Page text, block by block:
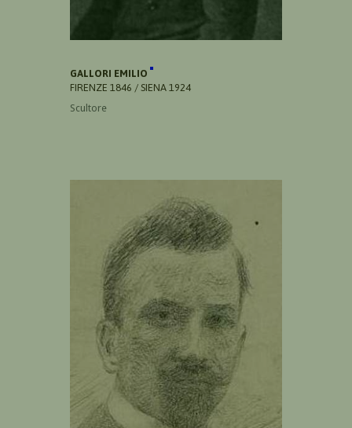
GALLORI EMILIO
FIRENZE 1846 / SIENA 1924
Scultore